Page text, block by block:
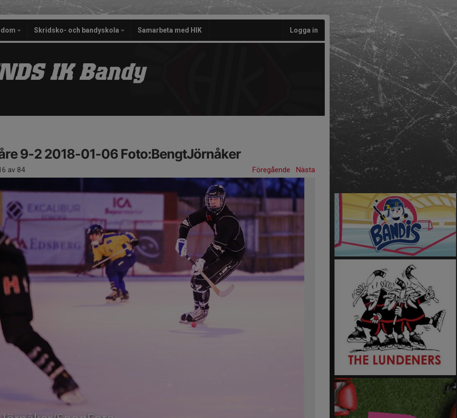
Skridsko- och bandyskola Samarbeta med HIK Logga in
IK Bandy
9-2 2018-01-06 Foto:BengtJörnåker
av 84 Föregående Nästa